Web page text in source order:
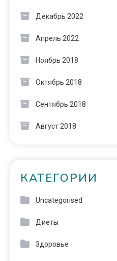
Декабрь 2022
Апрель 2022
Ноябрь 2018
Октябрь 2018
Сентябрь 2018
Август 2018
КАТЕГОРИИ
Uncategorised
Диеты
Здоровье